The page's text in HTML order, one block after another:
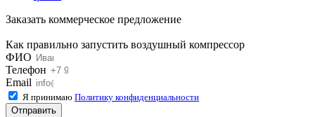
Заказать коммерческое предложение
Как правильно запустить воздушный компрессор
ФИО
Телефон
Email
Я принимаю Политику конфиденциальности
Отправить